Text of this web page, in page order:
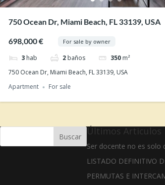
750 Ocean Dr, Miami Beach, FL 33139, USA
698,000 € For sale by owner
3 hab 2 baños 350 m²
750 Ocean Dr, Miami Beach, FL 33139, USA
Apartment
For sale
Buscar Últimos Articulos
Ser docente no es solo
LISTADO DEFINITIVO
PERMUTAS E